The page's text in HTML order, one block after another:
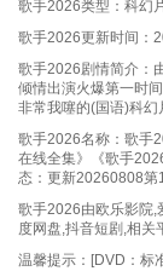
歌手2026类型：科幻
歌手2026更新时间：
歌手2026剧情简介：
倾情出演火爆第一时
非常我噻的(国语)科幻
歌手2026名称：歌手
在线全集》《歌手
态：更新20260808第
歌手2026由欧乐影院,
度网盘,抖音短剧,相关
温馨提示：[DVD：标